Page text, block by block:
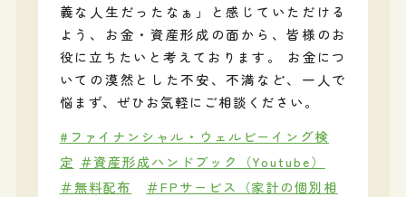
義な人生だったなぁ」と感じていただける
よう、お金・資産形成の面から、皆様のお
役に立ちたいと考えております。 お金につ
いての漠然とした不安、不満など、一人で
悩まず、ぜひお気軽にご相談ください。
#ファイナンシャル・ウェルビーイング検
定 ＃資産形成ハンドブック（Youtube）
＃無料配布
＃FPサービス（家計の個別相